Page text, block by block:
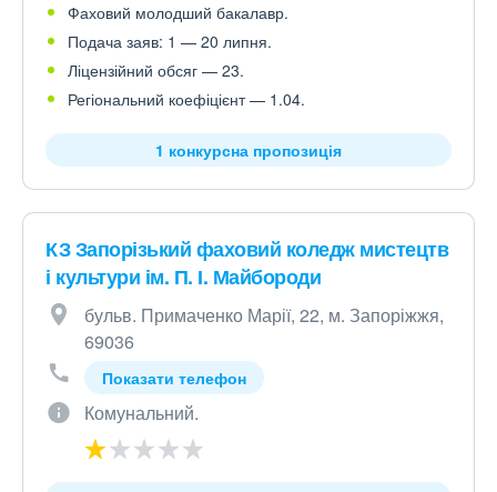
Фаховий молодший бакалавр.
Подача заяв: 1 — 20 липня.
Ліцензійний обсяг — 23.
Регіональний коефіцієнт — 1.04.
1 конкурсна пропозиція
КЗ Запорізький фаховий коледж мистецтв
і культури ім. П. І. Майбороди
бульв. Примаченко Марії, 22, м. Запоріжжя,
69036
Показати телефон
Комунальний.